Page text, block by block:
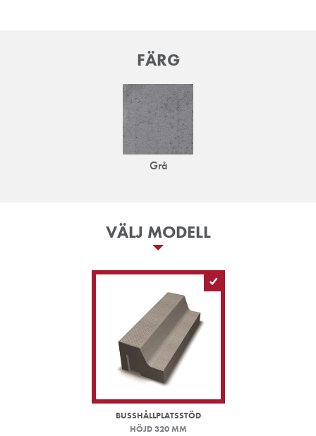
FÄRG
Grå
VÄLJ MODELL
BUSSHÅLLPLATSSTÖD
HÖJD 320 MM